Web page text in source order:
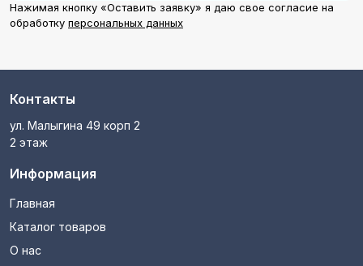
Нажимая кнопку «Оставить заявку» я даю свое согласие на
обработку персональных данных
Контакты
ул. Малыгина 49 корп 2
2 этаж
Информация
Главная
Каталог товаров
О нас